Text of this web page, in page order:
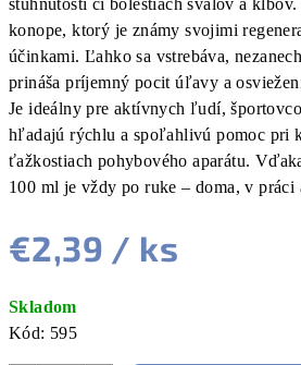
konope, ktorý je známy svojimi
účinkami. Ľahko sa vstrebáva,
prináša príjemný pocit úľavy a
Je ideálny pre aktívnych ľudí,
hľadajú rýchlu a spoľahlivú pomoc pri
ťažkostiach pohybového aparátu.
100 ml je vždy po ruke – doma, v práci
€2,39 / ks
cena:
Skladom
Kód: 595